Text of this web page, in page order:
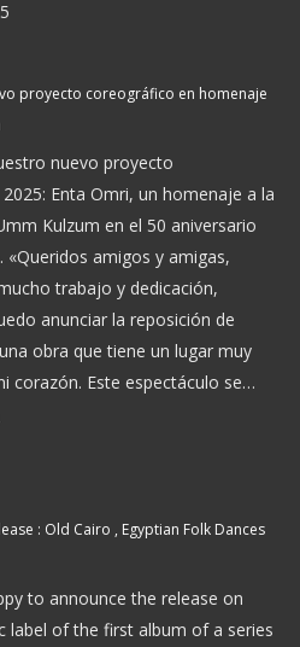
proyecto coreográfico en homenaje
nuevo proyecto
Enta Omri, un homenaje a la
Kulzum en el 50 aniversario
«Queridos amigos y amigas,
trabajo y dedicación,
anunciar la reposición de
obra que tiene un lugar muy
corazón. Este espectáculo se…
: Old Cairo , Egyptian Folk Dances
to announce the release on
label of the first album of a series